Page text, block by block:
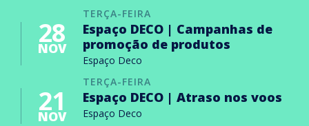
TERÇA-FEIRA
28
NOV
Espaço DECO | Campanhas de
promoção de produtos
Espaço Deco
TERÇA-FEIRA
21
NOV
Espaço DECO | Atraso nos voos
Espaço Deco